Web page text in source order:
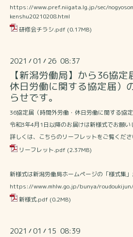
https://www.pref.niigata.lg.jp/sec/
kenshu20210208.html
研修会チラシ.pdf (0.17MB)
2021 /01 / 26 08:37
【新潟労働局】から36協定
休日労働に関する協定届）
らせです。
36協定届（時間外労働・休日労働に関する協
令和3年4月1日以降のお届けは新様式でお願い
詳しくは、こちらのリーフレットをご覧くださ
リーフレット.pdf (2.37MB)
新様式は新潟労働局ホームページの「様式集」
https://www.mhlw.go.jp/bunya/
新様式.pdf (0.2MB)
2021 /01 / 15 08:39